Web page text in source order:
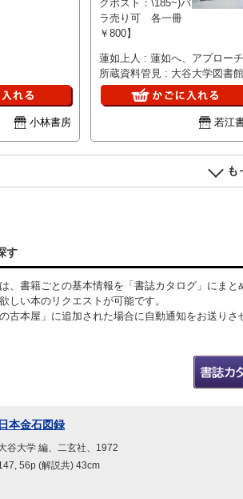
小林書房
学編集、大谷大学、1996
クポスト：\185~)バ
ラ売り可 各一冊
￥800】
蓮如上人 : 蓮如へ、アプロー
所蔵資料管見 : 大谷大学図書
季特別展 大谷大学図書
集、大谷大学図書館、111,
30cm 「蓮如上人」展 大谷
開 大谷大学編集、大谷大
若江
も
す
、書籍ごとの基本情報を「書誌カタログ」にまと
しい本のリクエストが可能です。
古本屋」に追加された場合に自動通知をお送りさ
日本金石図録
谷大学 編、二玄社、1972
56p (解説共) 43cm